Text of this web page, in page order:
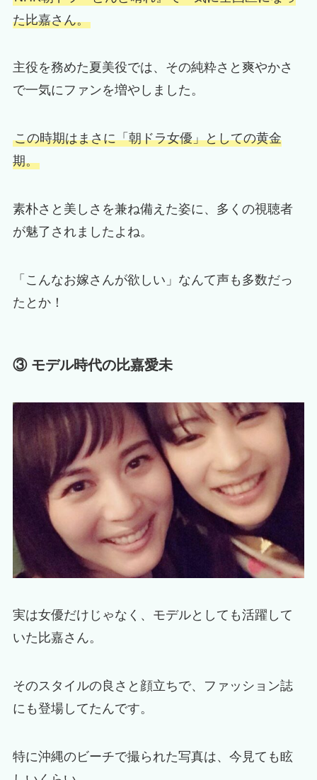
た比嘉さん。
主役を務めた夏美役では、その純粋さと爽やかさ
で一気にファンを増やしました。
この時期はまさに「朝ドラ女優」としての黄金
期。
素朴さと美しさを兼ね備えた姿に、多くの視聴者
が魅了されましたよね。
「こんなお嫁さんが欲しい」なんて声も多数だっ
たとか！
③ モデル時代の比嘉愛未
実は女優だけじゃなく、モデルとしても活躍して
いた比嘉さん。
そのスタイルの良さと顔立ちで、ファッション誌
にも登場してたんです。
特に沖縄のビーチで撮られた写真は、今見ても眩